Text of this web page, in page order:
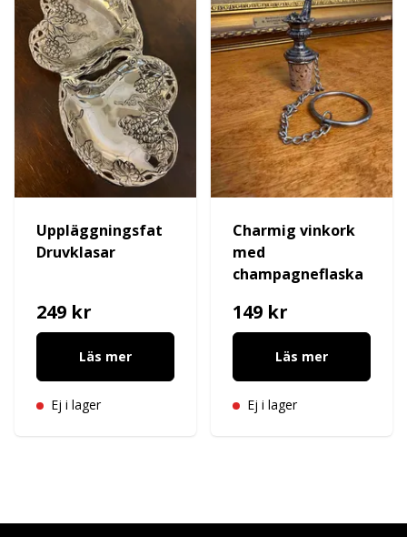
Uppläggningsfat
Druvklasar
249 kr
Läs mer
Ej i lager
Charmig vinkork
med
champagneflaska
149 kr
Läs mer
Ej i lager